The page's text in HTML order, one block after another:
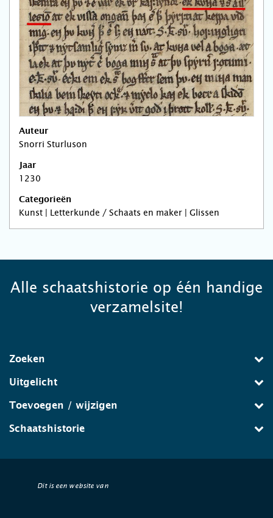
Auteur
Snorri Sturluson
Jaar
1230
Categorieën
Kunst | Letterkunde / Schaats en maker | Glissen
Alle schaatshistorie op één handige
verzamelsite!
Zoeken
Uitgelicht
Toevoegen / wijzigen
Schaatshistorie
Dit is een website van